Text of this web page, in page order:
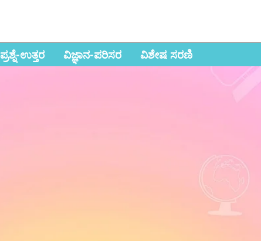
ಪ್ರಶ್ನೆ-ಉತ್ತರ ವಿಜ್ಞಾನ-ಪರಿಸರ ವಿಶೇಷ ಸರಣಿ